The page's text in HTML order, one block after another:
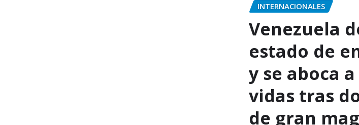
INTERNACIONALES
Venezuela
estado de
y se aboca
vidas tras
de gran